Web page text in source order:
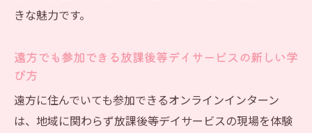
きな魅力です。
遠方でも参加できる放課後等デイサービスの新しい学
び方
遠方に住んでいても参加できるオンラインインターン
は、地域に関わらず放課後等デイサービスの現場を体験